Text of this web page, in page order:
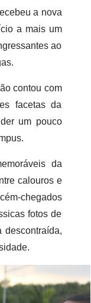
a nova
a mais um
ao
contou com
facetas da
um pouco
da
calouros e
chegados
fotos de
descontraída,